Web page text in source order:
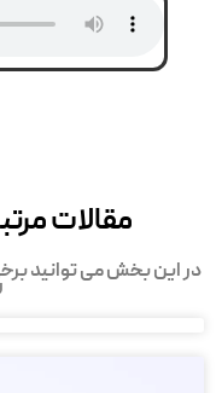
مقالات
در این بخش می توانید